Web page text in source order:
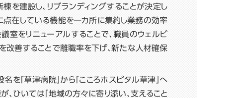
を建設し、リブランディングすることが決定し
点在している機能を一カ所に集約し業務の効率
室をリニューアルすることで、職員のウェルビ
改善することで離職率を下げ、新たな人材確保
を「草津病院」から「こころホスピタル草津」へ
、ひいては「地域の方々に寄り添い、支えること